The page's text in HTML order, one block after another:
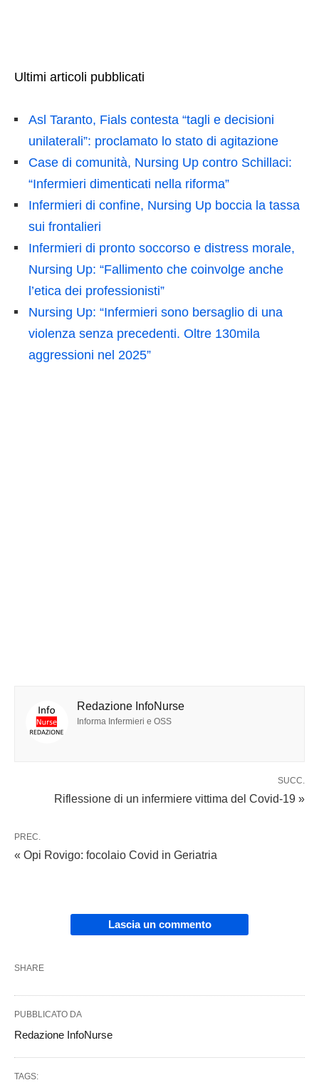
Ultimi articoli pubblicati
Asl Taranto, Fials contesta “tagli e decisioni
unilaterali”: proclamato lo stato di agitazione
Case di comunità, Nursing Up contro Schillaci:
“Infermieri dimenticati nella riforma”
Infermieri di confine, Nursing Up boccia la tassa
sui frontalieri
Infermieri di pronto soccorso e distress morale,
Nursing Up: “Fallimento che coinvolge anche
l’etica dei professionisti”
Nursing Up: “Infermieri sono bersaglio di una
violenza senza precedenti. Oltre 130mila
aggressioni nel 2025”
Redazione InfoNurse
Informa Infermieri e OSS
SUCC.
Riflessione di un infermiere vittima del Covid-19 »
PREC.
« Opi Rovigo: focolaio Covid in Geriatria
Lascia un commento
SHARE
PUBBLICATO DA
Redazione InfoNurse
TAGS: